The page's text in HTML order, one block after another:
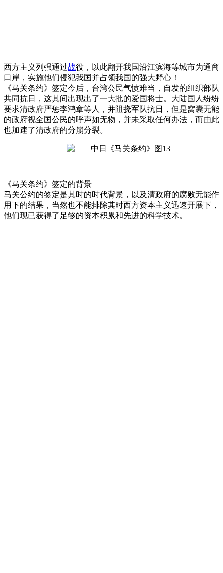
西方主义列强通过战役，以此翻开我国沿江滨海等城市为通商
口岸，实施他们侵犯我国并占领我国的强大野心！
《马关条约》签定今后，台湾公民气愤难当，自发的组织部队
共同抗日，这其间出现出了一大批的爱国将士。大陆国人纷纷
要求清政府严惩李鸿章等人，并阻挠军队抗日，但是窝囊无能
的政府视全国公民的呼声如无物，并未采取任何办法，而由此
也加速了清政府的分崩分裂。
《马关条约》签定的背景
马关公约的签定是其时的时代背景，以及清政府的腐败无能作
用下的结果，当然也不能排除其时西方资本主义迅速开展下，
他们现已获得了足够的资本积累和先进的科学技术。